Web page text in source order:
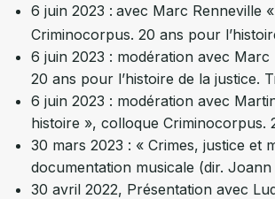
6 juin 2023 : avec Marc Renneville
Criminocorpus. 20 ans pour
6 juin 2023 : modération avec
20 ans pour l’histoire de la justice.
6 juin 2023 : modération avec
histoire », colloque Criminocorpus.
30 mars 2023 : « Crimes, justice et
documentation musicale (dir.
30 avril 2022, Présentation avec